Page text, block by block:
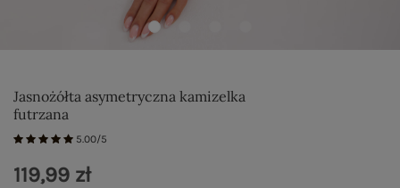
Jasnożółta asymetryczna kamizelka
futrzana
5.00/5
119,99 zł